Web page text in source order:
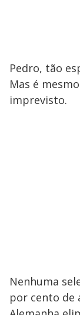
Pedro, tão
Mas é
imprevisto.
Nenhuma
por cento de